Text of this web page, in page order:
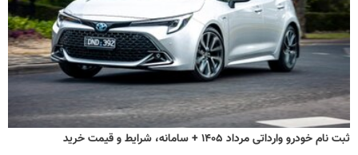
ثبت نام خودرو وارداتی مرداد ۱۴۰۵ + سامانه، شرایط و قیمت خرید